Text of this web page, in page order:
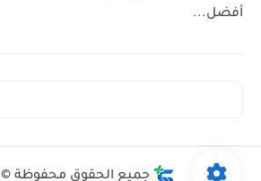
أفضل...
جميع الحقوق محفوظة ©